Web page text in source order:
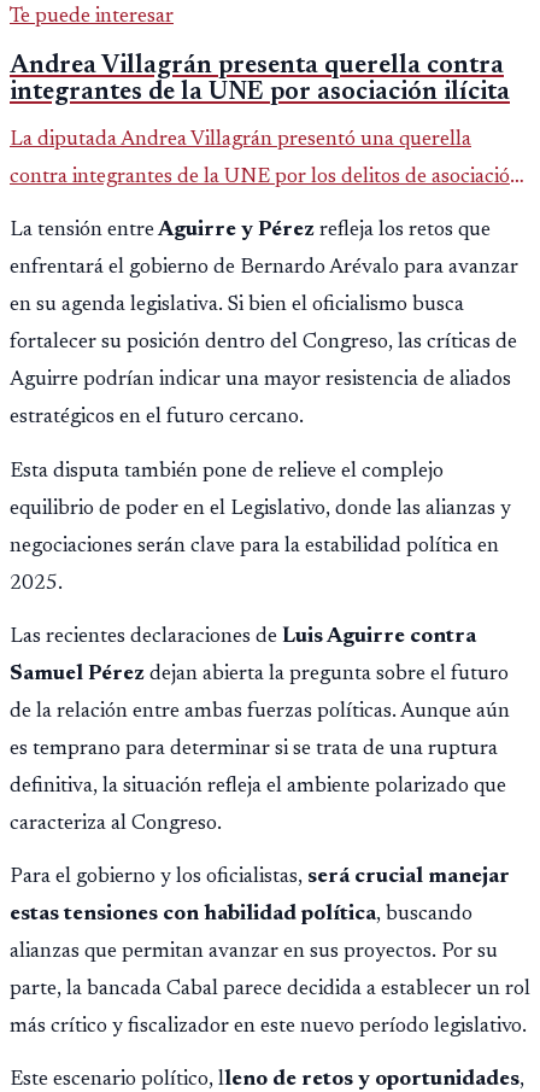
Te puede interesar
Andrea Villagrán presenta querella contra
integrantes de la UNE por asociación ilícita
La diputada Andrea Villagrán presentó una querella
contra integrantes de la UNE por los delitos de asociación
ilícita, terrorismo y sedición.
La tensión entreAguirre y Pérez refleja los retos que
enfrentará el gobierno de Bernardo Arévalo para avanzar
en su agenda legislativa. Si bien el oficialismo busca
fortalecer su posición dentro del Congreso, las críticas de
Aguirre podrían indicar una mayor resistencia de aliados
estratégicos en el futuro cercano.
Esta disputa también pone de relieve el complejo
equilibrio de poder en el Legislativo, donde las alianzas y
negociaciones serán clave para la estabilidad política en
2025.
Las recientes declaraciones de Luis Aguirre contra
Samuel Pérez dejan abierta la pregunta sobre el futuro
de la relación entre ambas fuerzas políticas. Aunque aún
es temprano para determinar si se trata de una ruptura
definitiva, la situación refleja el ambiente polarizado que
caracteriza al Congreso.
Para el gobierno y los oficialistas, será crucial manejar
estas tensiones con habilidad política, buscando
alianzas que permitan avanzar en sus proyectos. Por su
parte, la bancada Cabal parece decidida a establecer un rol
más crítico y fiscalizador en este nuevo período legislativo.
Este escenario político, lleno de retos y oportunidades,